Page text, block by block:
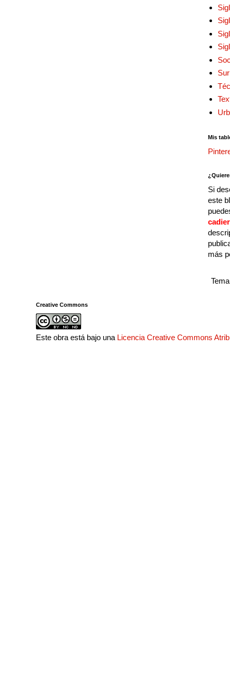
Mis
Si
este
más
Creative Commons
Este obra está bajo una Licencia Creative Commons